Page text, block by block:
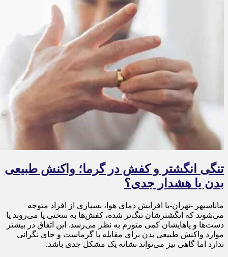
تنگی انگشتر و کفش در گرما؛ واکنش طبیعی
بدن یا هشدار جدی؟
ماناسپهر -تهران-با افزایش دمای هوا، بسیاری از افراد متوجه
می‌شوند که انگشترشان تنگ‌تر شده، کفش‌ها به سختی پا می‌روند یا
دست‌ها و پاهایشان کمی متورم به نظر می‌رسد. این اتفاق در بیشتر
موارد واکنش طبیعی بدن برای مقابله با گرماست و جای نگرانی
ندارد اما گاهی نیز می‌تواند نشانه یک مشکل جدی باشد.